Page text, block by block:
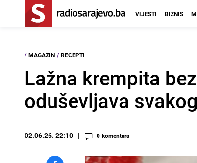
VIJESTI BIZNIS
/ MAGAZIN / RECEPTI
Lažna krempita
oduševljava
02.06.26. 22:10 0 komentara